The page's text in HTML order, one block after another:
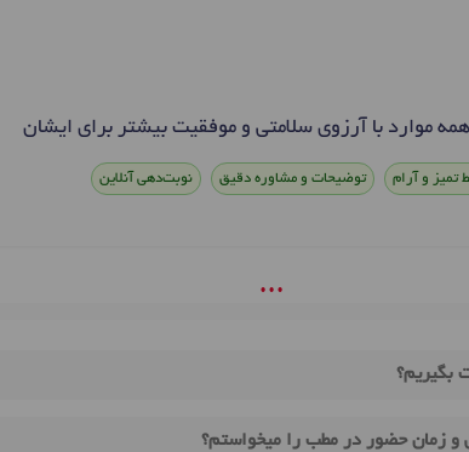
موارد با آرزوی سلامتی و موفقیت بیشتر برای ایشان
تمیز و آرام توضیحات و مشاوره دقیق نوبت‌دهی آنلاین
• • •
بگیریم؟
و زمان حضور در مطب را میخواستم؟